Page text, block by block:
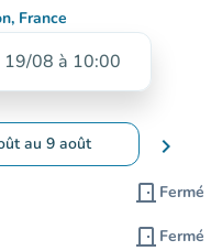
France
Maps)
19/08 à 10:00
au 9 août
pour changer de
chevron_right
door_front Fermé
door_front Fermé